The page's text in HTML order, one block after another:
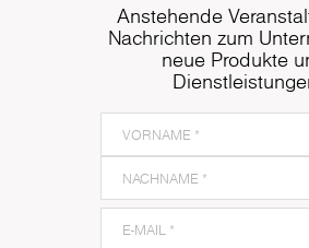
Anstehende
Nachrichten zum
neue Produkte